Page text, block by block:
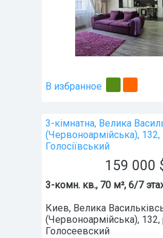
В избранное
3-кімнатна, Велика
(Червоноармійська), 132,
Голосіївський
159 000
3-комн. кв., 70 м², 6/7
Киев, Велика
(Червоноармійська), 132,
Голосеевский